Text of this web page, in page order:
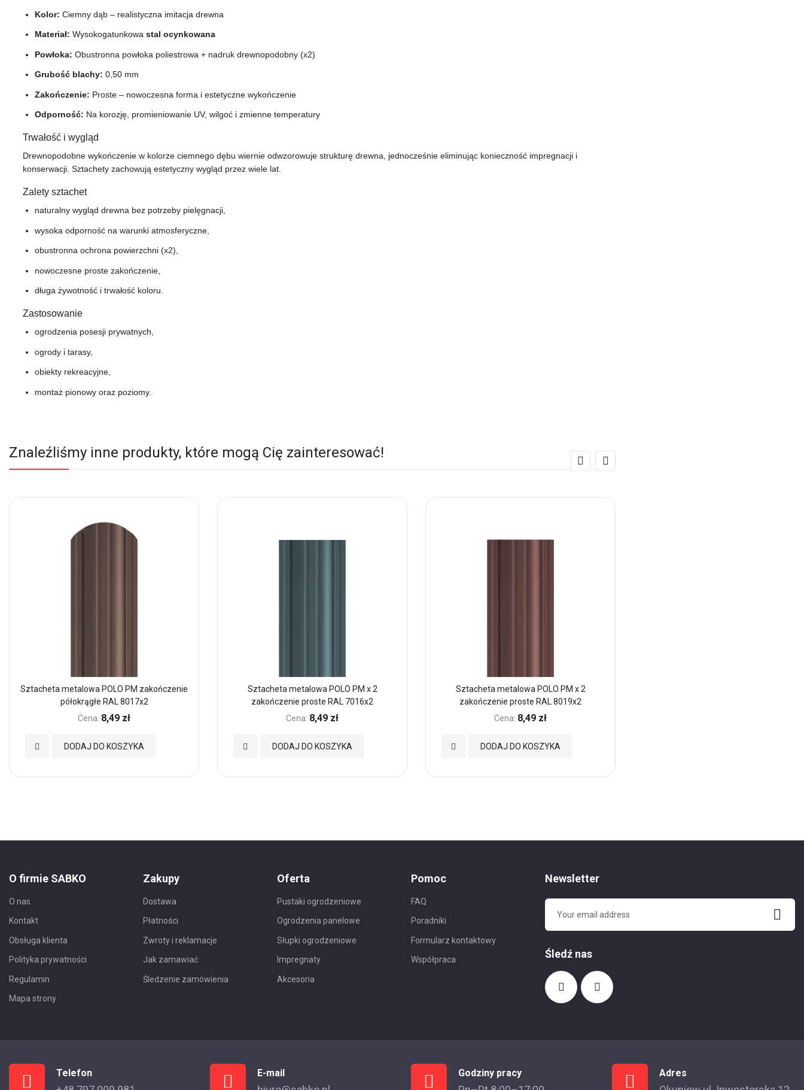
Kolor: Ciemny dąb – realistyczna imitacja drewna
Materiał: Wysokogatunkowa stal ocynkowana
Powłoka: Obustronna powłoka poliestrowa + nadruk drewnopodobny (x2)
Grubość blachy: 0,50 mm
Zakończenie: Proste – nowoczesna forma i estetyczne wykończenie
Odporność: Na korozję, promieniowanie UV, wilgoć i zmienne temperatury
Trwałość i wygląd
Drewnopodobne wykończenie w kolorze ciemnego dębu wiernie odwzorowuje strukturę drewna, jednocześnie eliminując konieczność impregnacji i
konserwacji. Sztachety zachowują estetyczny wygląd przez wiele lat.
Zalety sztachet
naturalny wygląd drewna bez potrzeby pielęgnacji,
wysoka odporność na warunki atmosferyczne,
obustronna ochrona powierzchni (x2),
nowoczesne proste zakończenie,
długa żywotność i trwałość koloru.
Zastosowanie
ogrodzenia posesji prywatnych,
ogrody i tarasy,
obiekty rekreacyjne,
montaż pionowy oraz poziomy.
Znaleźliśmy inne produkty, które mogą Cię zainteresować!
Sztacheta metalowa POLO PM zakończenie
półokrągłe RAL 8017x2
Cena: 8,49 zł
DODAJ DO KOSZYKA
Dodaj
Sztacheta metalowa POLO PM x 2
zakończenie proste RAL 7016x2
Cena: 8,49 zł
DODAJ DO KOSZYKA
Dodaj
Sztacheta metalowa POLO PM x 2
zakończenie proste RAL 8019x2
Cena: 8,49 zł
DODAJ DO KOSZYKA
Dodaj
O firmie SABKO
O nas
Kontakt
Obsługa klienta
Polityka prywatności
Regulamin
Mapa strony
Zakupy
Dostawa
Płatności
Zwroty i reklamacje
Jak zamawiać
Śledzenie zamówienia
Oferta
Pustaki ogrodzeniowe
Ogrodzenia panelowe
Słupki ogrodzeniowe
Impregnaty
Akcesoria
Pomoc
FAQ
Poradniki
Formularz kontaktowy
Współpraca
Newsletter
Śledź nas
Telefon E-mail Godziny pracy Adres